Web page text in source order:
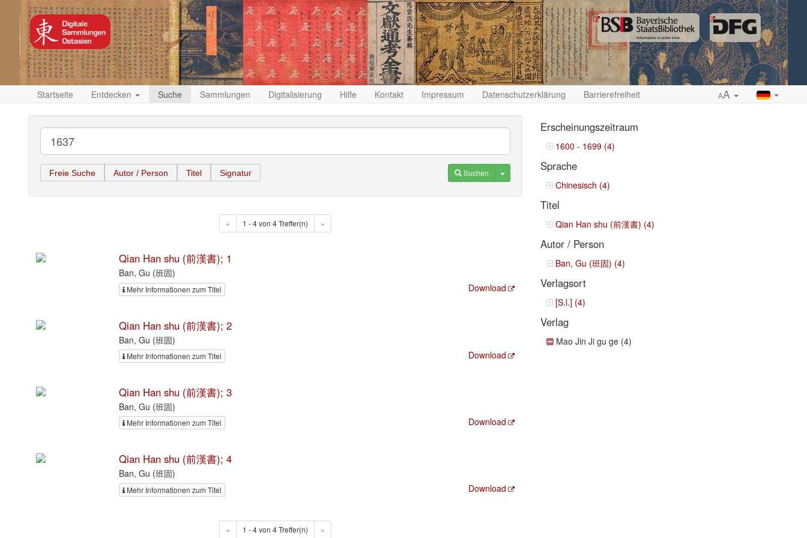
Startseite Entdecken Suche Sammlungen Digitalisierung Hilfe Kontakt Impressum Datenschutzerklärung Barrierefreiheit AA
Freie Suche Autor / Person Titel Signatur Suchen Toggle Dropdown
« 1 - 4 von 4 Treffer(n) »
Qian Han shu (前漢書); 1
Ban, Gu (班固)
Mehr Informationen zum Titel Download
Qian Han shu (前漢書); 2
Ban, Gu (班固)
Mehr Informationen zum Titel Download
Qian Han shu (前漢書); 3
Ban, Gu (班固)
Mehr Informationen zum Titel Download
Qian Han shu (前漢書); 4
Ban, Gu (班固)
Mehr Informationen zum Titel Download
« 1 - 4 von 4 Treffer(n) »
Erscheinungszeitraum
1600 - 1699 (4)
Sprache
Chinesisch (4)
Titel
Qian Han shu (前漢書) (4)
Autor / Person
Ban, Gu (班固) (4)
Verlagsort
[S.l.] (4)
Verlag
Mao Jin Ji gu ge (4)